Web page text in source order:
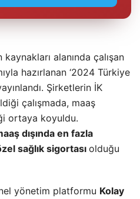
alanında çalışan
hazırlanan ‘2024 Türkiye
Şirketlerin İK
çalışmada, maaş
ortaya koyuldu.
dışında en fazla
sağlık sigortasıolduğu
yönetim platformu Kolay